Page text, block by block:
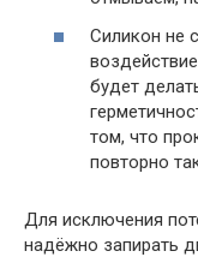
Силикон не
будет
том, что
повторно
Для исключения
надёжно запирать